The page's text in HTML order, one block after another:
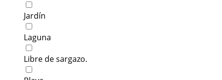
Jardín
Laguna
Libre de sargazo.